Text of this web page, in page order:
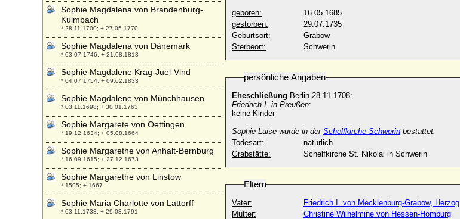
geboren:
16.05.1685
gestorben:
29.07.1735
Geburtsort:
Grabow
Sterbeort:
Schwerin
persönliche Angaben
Eheschließung Berlin 28.11.1708:
Friedrich I. in Preußen:
keine Kinder
Sophie Luise wurde in der Schelfkirche Schwerin bestattet.
Todesart:
natürlich
Grabstätte:
Schelfkirche St. Nikolai in Schwerin
Eltern
Vater:
Friedrich I. von Mecklenburg-Grabow, Herzog
Mutter:
Christine Wilhelmine von Hessen-Homburg
Sophie Magdalena von Brandenburg-
Kulmbach
* 28.11.1700; + 27.05.1770
Sophie Magdalena von Dänemark
* 03.07.1746; + 21.08.1813
Sophie Magdalene Krag-Juel-Vind
* 04.07.1754; + 09.02.1833
Sophie Magdalene von Münchhausen
* 03.11.1698; + 30.01.1763
Sophie Margarete von Oettingen
* 19.12.1634; + 05.08.1664
Sophie Margarethe von Anhalt-Bernburg
* 16.09.1615; + 27.12.1673
Sophie Margarethe von Linstow
* 1595; + 1667
Sophie Maria Charlotte von Lattorff
* 03.11.1733; + 29.03.1791